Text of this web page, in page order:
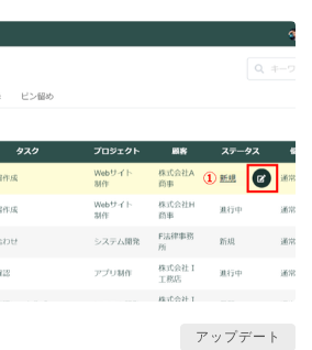
アップデート